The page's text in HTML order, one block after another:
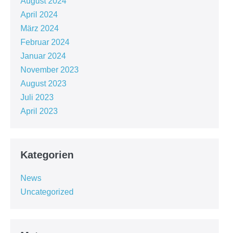
April 2024
März 2024
Februar 2024
Januar 2024
November 2023
August 2023
Juli 2023
April 2023
Kategorien
News
Uncategorized